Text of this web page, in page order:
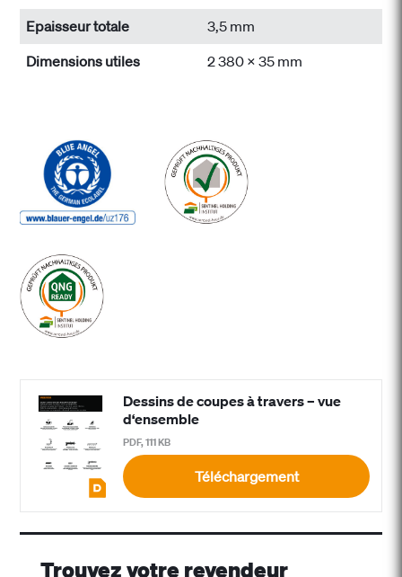
Epaisseur totale
3,5 mm
Dimensions utiles
2 380 x 35 mm
Dessins de coupes à travers – vue
d‘ensemble
PDF, 111 KB
Téléchargement
Trouvez votre revendeur